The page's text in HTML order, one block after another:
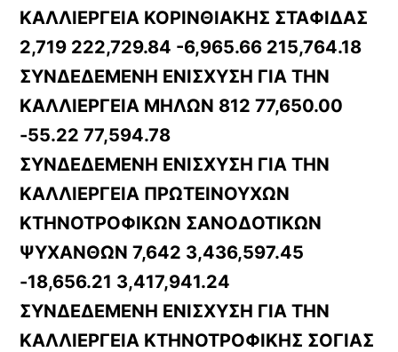
ΚΑΛΛΙΕΡΓΕΙΑ ΚΟΡΙΝΘΙΑΚΗΣ ΣΤΑΦΙΔΑΣ
2,719 222,729.84 -6,965.66 215,764.18
ΣΥΝΔΕΔΕΜΕΝΗ ΕΝΙΣΧΥΣΗ ΓΙΑ ΤΗΝ
ΚΑΛΛΙΕΡΓΕΙΑ ΜΗΛΩΝ 812 77,650.00
-55.22 77,594.78
ΣΥΝΔΕΔΕΜΕΝΗ ΕΝΙΣΧΥΣΗ ΓΙΑ ΤΗΝ
ΚΑΛΛΙΕΡΓΕΙΑ ΠΡΩΤΕΙΝΟΥΧΩΝ
ΚΤΗΝΟΤΡΟΦΙΚΩΝ ΣΑΝΟΔΟΤΙΚΩΝ
ΨΥΧΑΝΘΩΝ 7,642 3,436,597.45
-18,656.21 3,417,941.24
ΣΥΝΔΕΔΕΜΕΝΗ ΕΝΙΣΧΥΣΗ ΓΙΑ ΤΗΝ
ΚΑΛΛΙΕΡΓΕΙΑ ΚΤΗΝΟΤΡΟΦΙΚΗΣ ΣΟΓΙΑΣ